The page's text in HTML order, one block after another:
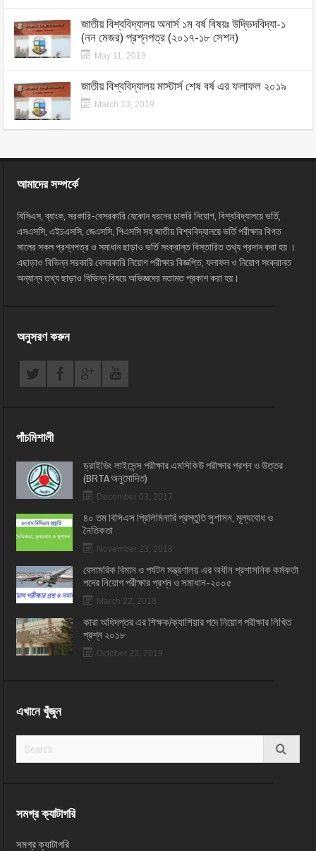
জাতীয় বিশ্ববিদ্যালয় অনার্স ১ম বর্ষ বিষয়ঃ উদ্ভিদবিদ্যা-১
(নন মেজর) প্রশ্নপত্র (২০১৭-১৮ সেশন)
May 11, 2019
জাতীয় বিশ্ববিদ্যালয় মাস্টার্স শেষ বর্ষ এর ফলাফল ২০১৯
March 13, 2019
আমাদের সম্পর্কে
বিসিএস, ব্যাংক, সরকারি-বেসরকারি যেকোন ধরনের চাকরি নিয়োগ, বিশ্ববিদ্যালয়ে ভর্তি,
এসএসসি, এইচএসসি, জেএসসি, পিএসসি সহ জাতীয় বিশ্ববিদ্যালয়ে ভর্তি পরীক্ষার বিগত
সালের সকল প্রশ্নপত্র ও সমাধান ছাড়াও ভর্তি সংক্রান্ত বিস্তারিত তথ্য প্রদান করা হয় ।
এছাড়াও বিভিন্ন সরকারি বেসরকারি নিয়োগ পরীক্ষার বিজ্ঞপ্তি, ফলাফল ও নিয়োগ সংক্রান্ত
অন্যান্য তথ্য ছাড়াও বিভিন্ন বিষয়ে অভিজ্ঞদের মতামত প্রকাশ করা হয়।
অনুসরণ করুন
পাঁচমিশালী
ড্রাইভিং লাইসেন্স পরীক্ষার এমসিকিউ পরীক্ষার প্রশ্ন ও উত্তর
(BRTA অনুমোদিত)
December 03, 2017
৪০ তম বিসিএস প্রিলিমিনারি প্রস্তুতি সুশাসন, মূল্যবোধ ও
নৈতিকতা
November 23, 2018
বেসামরিক বিমান ও পর্যটন মন্ত্রণালয় এর অধীন প্রশাসনিক কর্মকর্তা
পদের নিয়োগ পরীক্ষার প্রশ্ন ও সমাধান-২০০৫
March 22, 2018
কারা অধিদপ্তর এর শিক্ষক/ক্যাশিয়ার পদে নিয়োগ পরীক্ষার লিখিত
প্রশ্ন ২০১৮
October 23, 2019
এখানে খুঁজুন
সমগ্র ক্যাটাগরি
সমগ্র ক্যাটাগরি